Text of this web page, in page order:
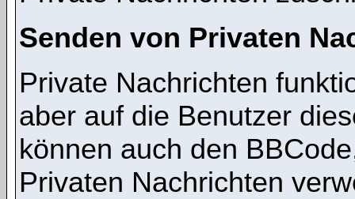
Senden von Privaten
Private Nachrichten
aber auf die Benutzer
können auch den
Privaten Nachrichten